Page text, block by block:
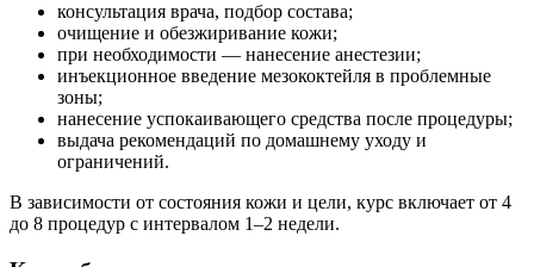
консультация врача, подбор состава;
очищение и обезжиривание кожи;
при необходимости — нанесение анестезии;
инъекционное введение мезококтейля в проблемные
зоны;
нанесение успокаивающего средства после процедуры;
выдача рекомендаций по домашнему уходу и
ограничений.
В зависимости от состояния кожи и цели, курс включает от 4
до 8 процедур с интервалом 1–2 недели.